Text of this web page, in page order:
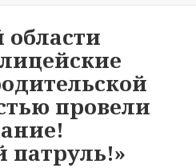
провели
патруль!»